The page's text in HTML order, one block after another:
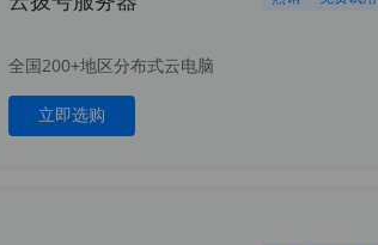
全国200+地区分布式云电脑
立即选购